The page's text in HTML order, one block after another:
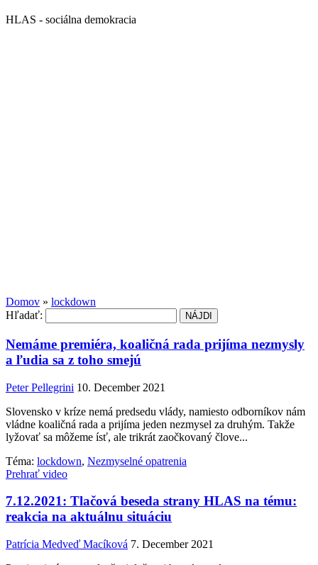
HLAS - sociálna demokracia
Domov » lockdown
Hľadať:
Nemáme premiéra, koaličná rada prijíma nezmysly
a ľudia sa z toho smejú
Peter Pellegrini 10. December 2021
Slovensko v kríze nemá predsedu vlády, namiesto odborníkov nám
vládne koaličná rada a prijíma jeden nezmysel za druhým. Takže
lyžovať sa môžeme ísť, ale trikrát zaočkovaný člove...
Téma: lockdown, Nezmyselné opatrenia
Prehrať video
7.12.2021: Tlačová beseda strany HLAS na tému:
reakcia na aktuálnu situáciu
Patrícia Medveď Macíková 7. December 2021